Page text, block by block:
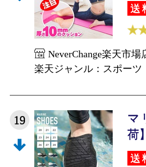
送
NeverChange楽天市場
楽天ジャンル：スポーツ
19
マ
荷
送